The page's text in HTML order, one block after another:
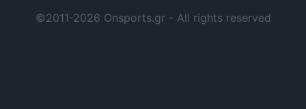
©2011-2026 Onsports.gr - All rights reserved